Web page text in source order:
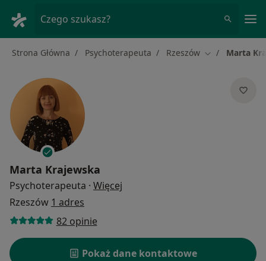
Czego szukasz?
Strona Główna Psychoterapeuta Rzeszów Zmień miasto
Marta
Marta Krajewska
Psychoterapeuta · Więcej
Rzeszów 1 adres
82 opinie
Pokaż dane kontaktowe